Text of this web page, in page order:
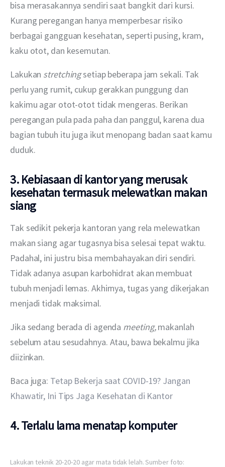
bisa merasakannya sendiri saat bangkit dari kursi.
Kurang peregangan hanya memperbesar risiko
berbagai gangguan kesehatan, seperti pusing, kram,
kaku otot, dan kesemutan.
Lakukan stretching setiap beberapa jam sekali. Tak
perlu yang rumit, cukup gerakkan punggung dan
kakimu agar otot-otot tidak mengeras. Berikan
peregangan pula pada paha dan panggul, karena dua
bagian tubuh itu juga ikut menopang badan saat kamu
duduk.
3. Kebiasaan di kantor yang merusak
kesehatan termasuk melewatkan makan
siang
Tak sedikit pekerja kantoran yang rela melewatkan
makan siang agar tugasnya bisa selesai tepat waktu.
Padahal, ini justru bisa membahayakan diri sendiri.
Tidak adanya asupan karbohidrat akan membuat
tubuh menjadi lemas. Akhirnya, tugas yang dikerjakan
menjadi tidak maksimal.
Jika sedang berada di agenda meeting, makanlah
sebelum atau sesudahnya. Atau, bawa bekalmu jika
diizinkan.
Baca juga: Tetap Bekerja saat COVID-19? Jangan
Khawatir, Ini Tips Jaga Kesehatan di Kantor
4. Terlalu lama menatap komputer
Lakukan teknik 20-20-20 agar mata tidak lelah. Sumber foto: